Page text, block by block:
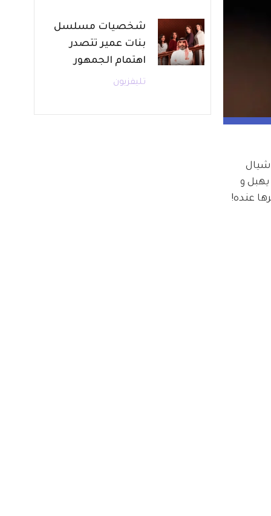
و
عنده!
شخصيات مسلسل
بنات عمير تتصدر
اهتمام الجمهور
تليفزيون